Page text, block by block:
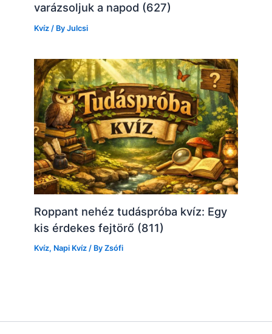
varázsoljuk a napod (627)
Kvíz / ByJulcsi
Roppant nehéz tudáspróba kvíz: Egy
kis érdekes fejtörő (811)
Kvíz, Napi Kvíz / ByZsófi